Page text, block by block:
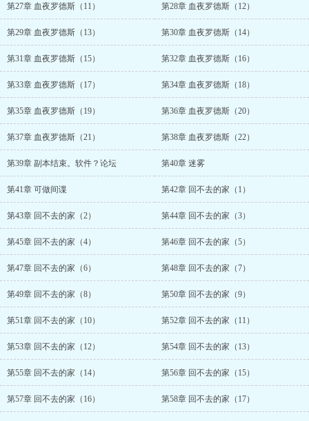
第27章 血夜罗德斯（11） 第28章 血夜罗德斯（12）
第29章 血夜罗德斯（13） 第30章 血夜罗德斯（14）
第31章 血夜罗德斯（15） 第32章 血夜罗德斯（16）
第33章 血夜罗德斯（17） 第34章 血夜罗德斯（18）
第35章 血夜罗德斯（19） 第36章 血夜罗德斯（20）
第37章 血夜罗德斯（21） 第38章 血夜罗德斯（22）
第39章 副本结束。软件？论坛 第40章 迷雾
第41章 可做间谍 第42章 回不去的家（1）
第43章 回不去的家（2） 第44章 回不去的家（3）
第45章 回不去的家（4） 第46章 回不去的家（5）
第47章 回不去的家（6） 第48章 回不去的家（7）
第49章 回不去的家（8） 第50章 回不去的家（9）
第51章 回不去的家（10） 第52章 回不去的家（11）
第53章 回不去的家（12） 第54章 回不去的家（13）
第55章 回不去的家（14） 第56章 回不去的家（15）
第57章 回不去的家（16） 第58章 回不去的家（17）